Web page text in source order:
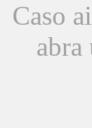
Caso
abra